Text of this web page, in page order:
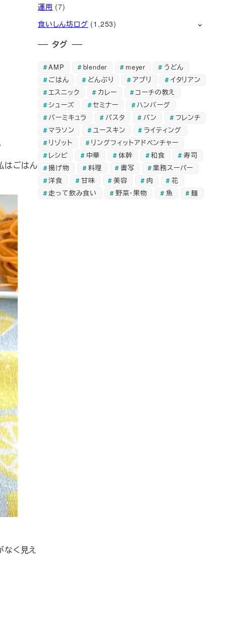
はごはん
なく見え
運用 (7)
食いしん坊ログ (1,253)
タグ
AMP blender meyer
うどん
ごはん
どんぶり アプリ
イタリアン
エスニック
カレー
コーチの教え
シューズ
セミナー
ハンバーグ
バーミキュラ
パスタ パン
フレンチ
マラソン
ユースキン
ライティング
リゾット
リングフィットアドベンチャー
レシピ
中華 体幹 和食
寿司
揚げ物
料理 書写
業務スーパー
洋食
甘味 美容 肉
花
走って飲み食い
野菜・果物 魚 麺